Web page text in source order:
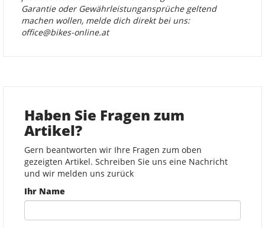
Garantie oder Gewährleistungansprüche geltend
machen wollen, melde dich direkt bei uns:
office@bikes-online.at
Haben Sie Fragen zum
Artikel?
Gern beantworten wir Ihre Fragen zum oben
gezeigten Artikel. Schreiben Sie uns eine Nachricht
und wir melden uns zurück
Ihr Name